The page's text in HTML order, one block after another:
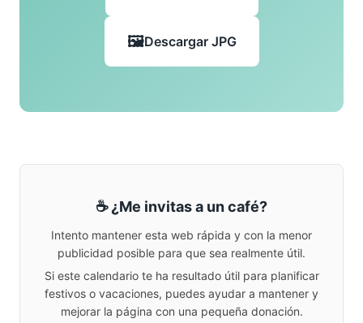
Descargar JPG
☕ ¿Me invitas a un café?
Intento mantener esta web rápida y con la menor
publicidad posible para que sea realmente útil.
Si este calendario te ha resultado útil para planificar
festivos o vacaciones, puedes ayudar a mantener y
mejorar la página con una pequeña donación.